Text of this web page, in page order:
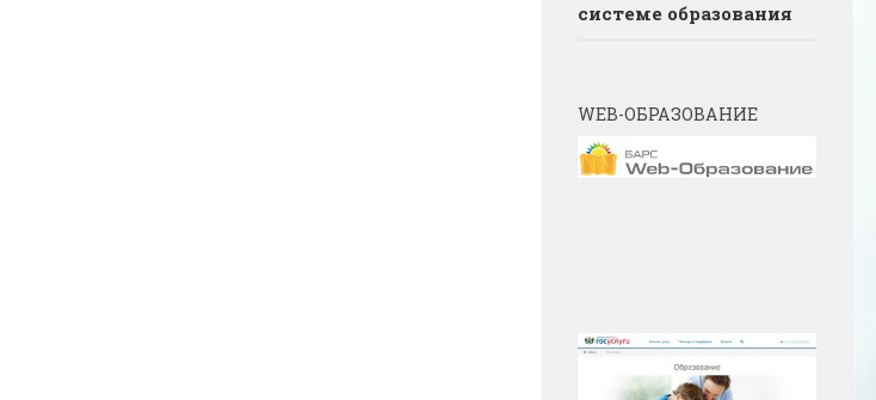
системе образования
WEB-ОБРАЗОВАНИЕ